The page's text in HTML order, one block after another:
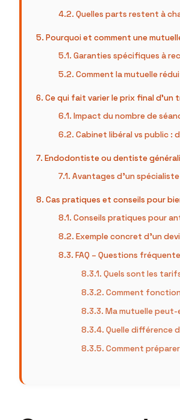
Quelles parts restent à
Pourquoi et comment une
Garanties spécifiques à
Comment la mutuelle
Ce qui fait varier le prix final
Impact du nombre de
Cabinet libéral vs public :
Endodontiste ou dentiste
Avantages d’un
Cas pratiques et conseils pour
Conseils pratiques pour
Exemple concret d’un
FAQ – Questions
Quels sont les
Comment
Ma mutuelle
Quelle différence
Comment